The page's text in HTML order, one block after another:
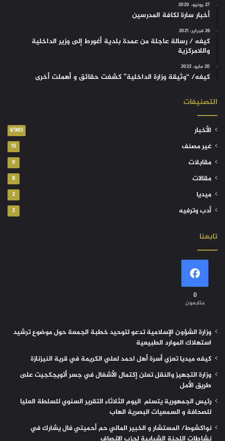
27 يونيو، 2020
أخبار سارة لكافة المدرسين
26 فبراير، 2021
كيفه / رسالة عاجلة من عمدة بلدية أغورط إلى وزير الداخلية
واللامركزية
20 مايو، 2022
كيفه/ “وثيقة وزارة الداخلية” كشفت حقائق و أهملت أخرى
التصنيفات
الأخبار 6٬983
غير مصنف 15
مقابلات 9
مقالات 8
ميديا 2
أدب وترفيه 2
تابعنا
0
متابعون
وزارة الشؤون الإسلامية تدعو لتوحيد خطبة الجمعة حول موضوع ترشيد
استهلاك الموارد الطبيعية
كيفه ميديا تعزي أسرة أهل احمد لعلي الكريمة في قرية النيزنازة
وزارة التجهيز والنقل تعلن إكتمال الأشغال في جسر أتويجكجيت على
طريق الأمل
رئيس الجمهورية يتسلم اليوم الثلاثاء التقرير السنوي للسلطة العليا
للصحافة و السمعيات البصرية الهاب
نواكشوط/ المستشار و الخبير المالي حم أحميتي فال يشارك في